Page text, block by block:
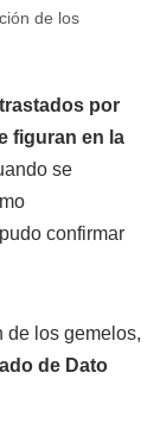
de los
por
figuran en la
se
confirmar
de los gemelos,
de Dato